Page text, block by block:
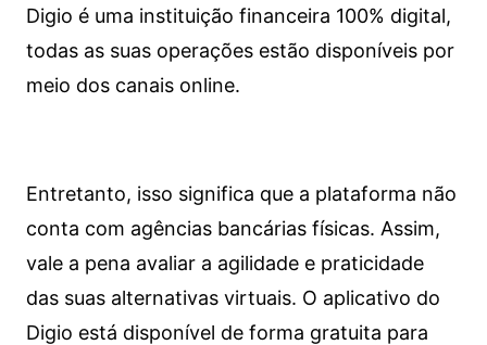
Digio é uma instituição financeira 100% digital,
todas as suas operações estão disponíveis por
meio dos canais online.
Entretanto, isso significa que a plataforma não
conta com agências bancárias físicas. Assim,
vale a pena avaliar a agilidade e praticidade
das suas alternativas virtuais. O aplicativo do
Digio está disponível de forma gratuita para